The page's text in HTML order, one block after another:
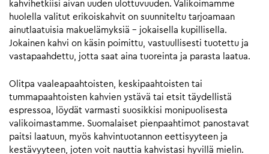
kahvihetkiisi aivan uuden ulottuvuuden. Valikoimamme
huolella valitut erikoiskahvit on suunniteltu tarjoamaan
ainutlaatuisia makuelämyksiä – jokaisella kupillisella.
Jokainen kahvi on käsin poimittu, vastuullisesti tuotettu ja
vastapaahdettu, jotta saat aina tuoreinta ja parasta laatua.
Olitpa vaaleapaahtoisten, keskipaahtoisten tai
tummapaahtoisten kahvien ystävä tai etsit täydellistä
espressoa, löydät varmasti suosikkisi monipuolisesta
valikoimastamme. Suomalaiset pienpaahtimot panostavat
paitsi laatuun, myös kahvintuotannon eettisyyteen ja
kestävyyteen, joten voit nauttia kahvistasi hyvillä mielin.